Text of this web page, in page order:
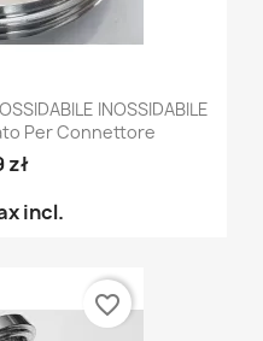
INOSSIDABILE
Per Connettore
zł
incl.
favorite_border